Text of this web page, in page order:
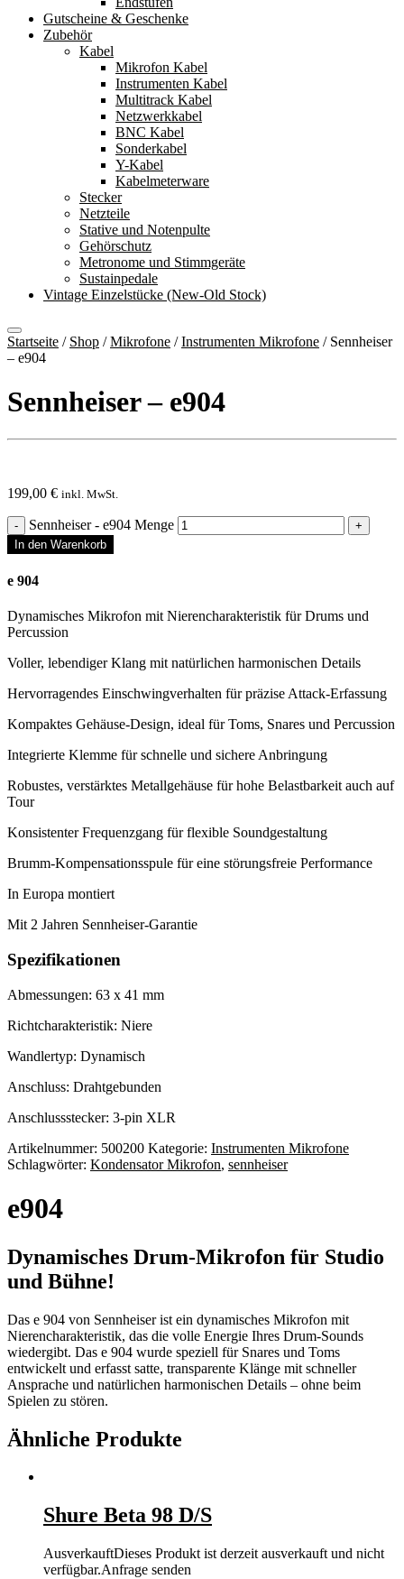
Gutscheine & Geschenke
Zubehör
Kabel
Mikrofon Kabel
Instrumenten Kabel
Multitrack Kabel
Netzwerkkabel
BNC Kabel
Sonderkabel
Y-Kabel
Kabelmeterware
Stecker
Netzteile
Stative und Notenpulte
Gehörschutz
Metronome und Stimmgeräte
Sustainpedale
Vintage Einzelstücke (New-Old Stock)
Startseite / Shop /Mikrofone /Instrumenten Mikrofone / Sennheiser
– e904
Sennheiser – e904
199,00 € inkl. MwSt.
Sennheiser - e904 Menge
In den Warenkorb
e 904
Dynamisches Mikrofon mit Nierencharakteristik für Drums und
Percussion
Voller, lebendiger Klang mit natürlichen harmonischen Details
Hervorragendes Einschwingverhalten für präzise Attack-Erfassung
Kompaktes Gehäuse-Design, ideal für Toms, Snares und Percussion
Integrierte Klemme für schnelle und sichere Anbringung
Robustes, verstärktes Metallgehäuse für hohe Belastbarkeit auch auf
Tour
Konsistenter Frequenzgang für flexible Soundgestaltung
Brumm-Kompensationsspule für eine störungsfreie Performance
In Europa montiert
Mit 2 Jahren Sennheiser-Garantie
Spezifikationen
Abmessungen: 63 x 41 mm
Richtcharakteristik: Niere
Wandlertyp: Dynamisch
Anschluss: Drahtgebunden
Anschlussstecker: 3-pin XLR
Artikelnummer: 500200 Kategorie: Instrumenten Mikrofone
Schlagwörter: Kondensator Mikrofon, sennheiser
e904
Dynamisches Drum-Mikrofon für Studio
und Bühne!
Das e 904 von Sennheiser ist ein dynamisches Mikrofon mit
Nierencharakteristik, das die volle Energie Ihres Drum-Sounds
wiedergibt. Das e 904 wurde speziell für Snares und Toms
entwickelt und erfasst satte, transparente Klänge mit schneller
Ansprache und natürlichen harmonischen Details – ohne beim
Spielen zu stören.
Ähnliche Produkte
Shure Beta 98 D/S
AusverkauftDieses Produkt ist derzeit ausverkauft und nicht
verfügbar.Anfrage senden